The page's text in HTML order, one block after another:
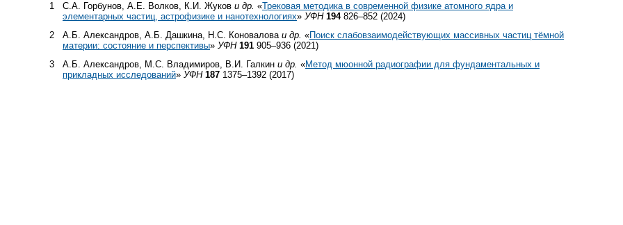
1 С.А. Горбунов, А.Е. Волков, К.И. Жуков и др. «Трековая методика в современной физике атомного ядра и
элементарных частиц, астрофизике и нанотехнологиях» УФН 194826–852 (2024)
2 А.Б. Александров, А.Б. Дашкина, Н.С. Коновалова и др. «Поиск слабовзаимодействующих массивных частиц тёмной
материи: состояние и перспективы» УФН 191 905–936 (2021)
3 А.Б. Александров, М.С. Владимиров, В.И. Галкин и др. «Метод мюонной радиографии для фундаментальных и
прикладных исследований» УФН 187 1375–1392 (2017)